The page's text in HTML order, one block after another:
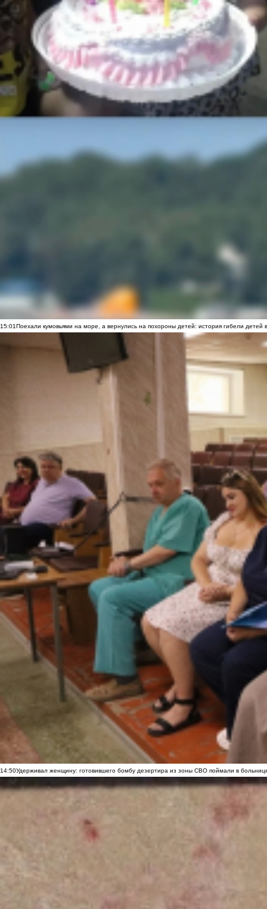
15:01Поехали кумовьями на море, а вернулись на похороны детей: история гибели детей
14:50Удерживал женщину: готовившего бомбу дезертира из зоны СВО поймали в